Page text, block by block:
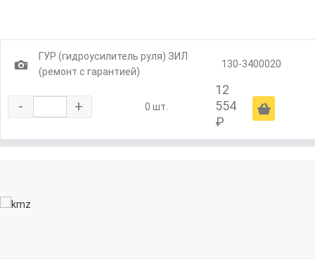
1
ГУР (гидроусилитель руля) ЗИЛ
(ремонт с гарантией)
130-3400020
- + 0 шт.
12
554
₽
Ä